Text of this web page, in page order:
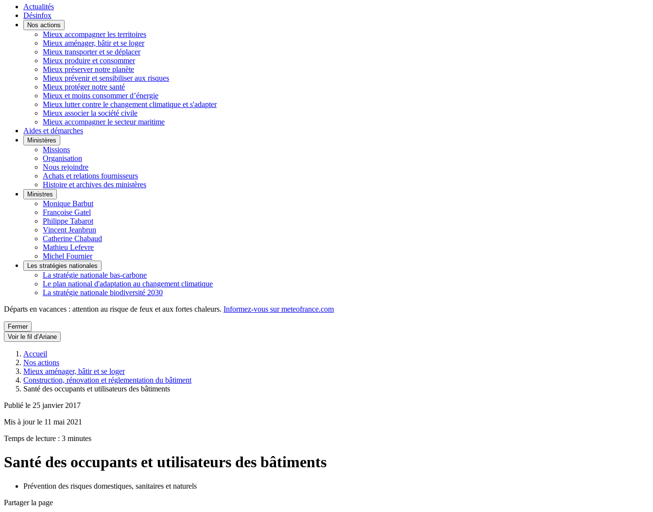
Actualités
Désinfox
Nos actions
Mieux accompagner les territoires
Mieux aménager, bâtir et se loger
Mieux transporter et se déplacer
Mieux produire et consommer
Mieux préserver notre planète
Mieux prévenir et sensibiliser aux risques
Mieux protéger notre santé
Mieux et moins consommer d’énergie
Mieux lutter contre le changement climatique et s'adapter
Mieux associer la société civile
Mieux accompagner le secteur maritime
Aides et démarches
Ministères
Missions
Organisation
Nous rejoindre
Achats et relations fournisseurs
Histoire et archives des ministères
Ministres
Monique Barbut
Françoise Gatel
Philippe Tabarot
Vincent Jeanbrun
Catherine Chabaud
Mathieu Lefevre
Michel Fournier
Les stratégies nationales
La stratégie nationale bas-carbone
Le plan national d'adaptation au changement climatique
La stratégie nationale biodiversité 2030
Départs en vacances : attention au risque de feux et aux fortes chaleurs. Informez-vous sur meteofrance.com
Fermer
Voir le fil d’Ariane
Accueil
Nos actions
Mieux aménager, bâtir et se loger
Construction, rénovation et réglementation du bâtiment
Santé des occupants et utilisateurs des bâtiments
Publié le 25 janvier 2017
Mis à jour le 11 mai 2021
Temps de lecture : 3 minutes
Santé des occupants et utilisateurs des bâtiments
Prévention des risques domestiques, sanitaires et naturels
Partager la page